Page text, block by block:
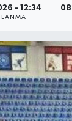
- 12:34